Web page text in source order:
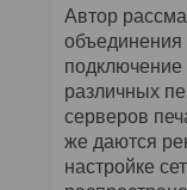
Автор
объединения
подключение
различных
серверов
же даются
настройке